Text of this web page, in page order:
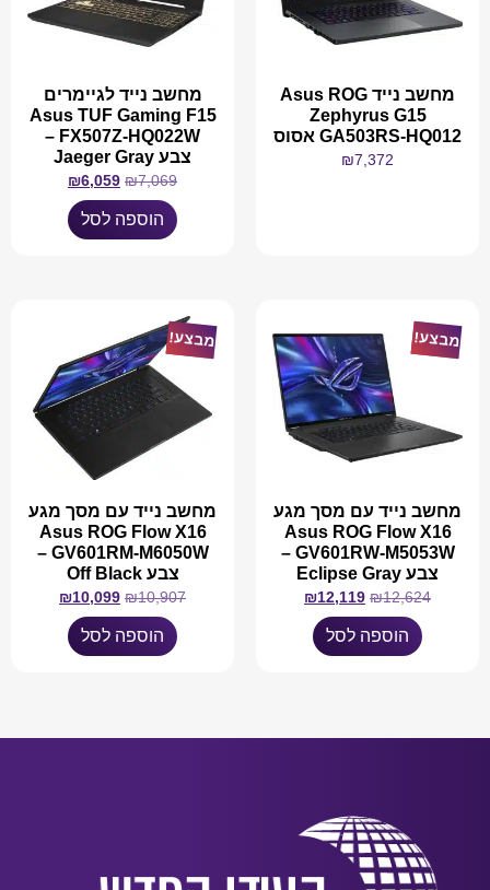
מחשב נייד Asus ROG
Zephyrus G15
GA503RS-HQ012 אסוס
₪7,372
מחשב נייד לגיימרים
Asus TUF Gaming F15
FX507Z-HQ022W –
צבע Jaeger Gray
₪7,069
₪6,059
הוספה לסל
מבצע!
מחשב נייד עם מסך מגע
Asus ROG Flow X16
GV601RW-M5053W –
צבע Eclipse Gray
₪12,624
₪12,119
הוספה לסל
מבצע!
מחשב נייד עם מסך מגע
Asus ROG Flow X16
GV601RM-M6050W –
צבע Off Black
₪10,907
₪10,099
הוספה לסל